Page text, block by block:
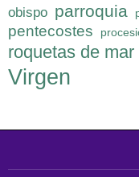
obispo parroquia
pentecostes
roquetas de mar
Virgen